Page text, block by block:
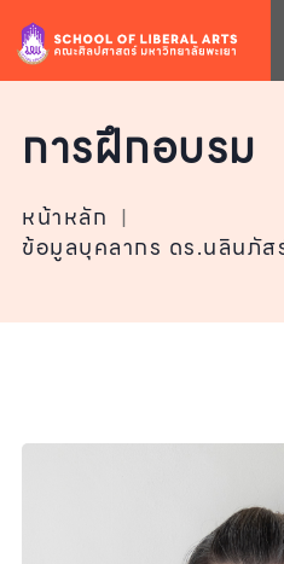
การฝึกอบรม
หน้าหลัก |
ข้อมูลบุคลากร ดร.นลินภัส